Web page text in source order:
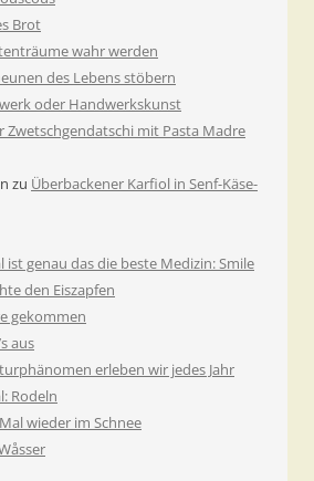
Brot
wahr werden
des Lebens stöbern
oder Handwerkskunst
Zwetschgendatschi mit Pasta Madre
zu Überbackener Karfiol in Senf-Käse-
ist genau das die beste Medizin: Smile
den Eiszapfen
gekommen
aus
erleben wir jedes Jahr
Rodeln
wieder im Schnee